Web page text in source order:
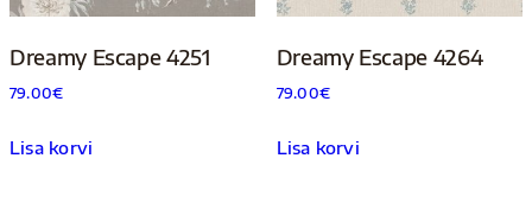
Dreamy Escape 4251
79.00€
Lisa korvi
Dreamy Escape 4264
79.00€
Lisa korvi